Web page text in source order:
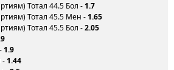
Тотал 44.5 Бол - 1.7
Тотал 45.5 Мен - 1.65
Тотал 45.5 Бол -2.05
1.9
- 1.44